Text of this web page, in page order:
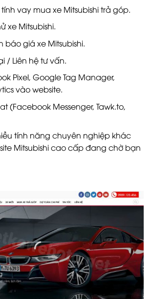
vay mua xe Mitsubishi trả góp.
xe Mitsubishi.
giá xe Mitsubishi.
/ Liên hệ tư vấn.
Pixel, Google Tag Manager,
vào website.
(Facebook Messenger, Tawk.to,
tính năng chuyên nghiệp khác
Mitsubishi cao cấp đang chờ bạn